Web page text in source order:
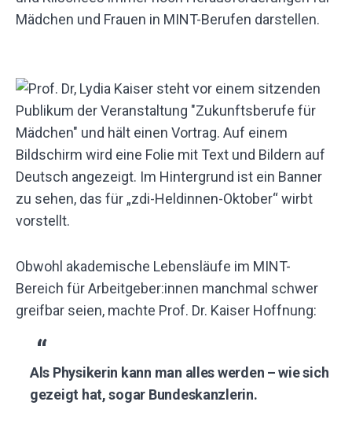
Mädchen und Frauen in MINT-Berufen darstellen.
Obwohl akademische Lebensläufe im MINT-
Bereich für Arbeitgeber:innen manchmal schwer
greifbar seien, machte Prof. Dr. Kaiser Hoffnung:
Als Physikerin kann man alles werden – wie sich
gezeigt hat, sogar Bundeskanzlerin.